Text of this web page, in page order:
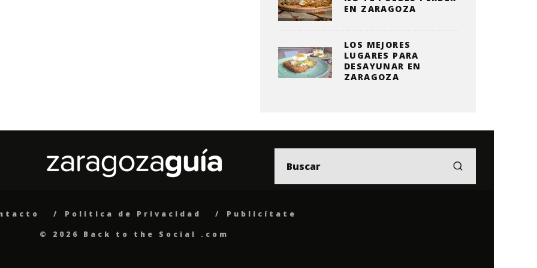
EN ZARAGOZA
LOS MEJORES
LUGARES PARA
DESAYUNAR EN
ZARAGOZA
Politica de Privacidad
Publicítate
© 2026 Back to the Social .com